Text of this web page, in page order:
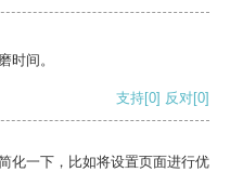
时间。
支持[0] 反对[0]
化一下，比如将设置页面进行优